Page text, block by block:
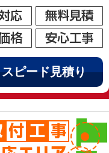
スピード見積り